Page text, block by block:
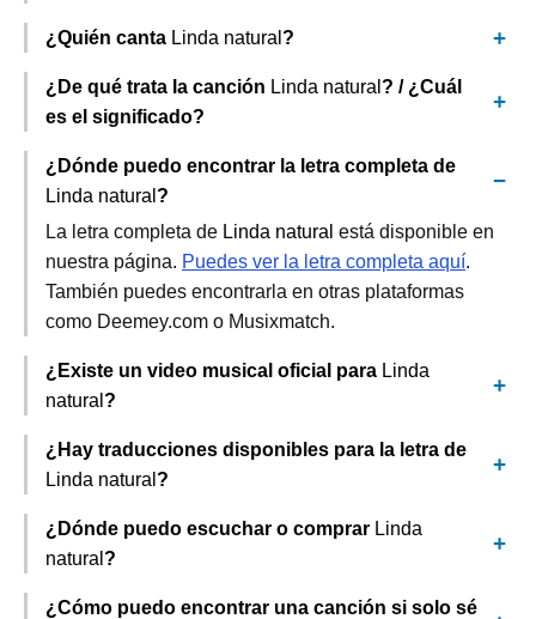
¿Quién canta Linda natural ?
¿De qué trata la canción Linda natural ? / ¿Cuál
es el significado?
¿Dónde puedo encontrar la letra completa de
Linda natural ?
La letra completa de Linda natural está disponible en
nuestra página. Puedes ver la letra completa aquí.
También puedes encontrarla en otras plataformas
como Deemey.com o Musixmatch.
¿Existe un video musical oficial para Linda
natural ?
¿Hay traducciones disponibles para la letra de
Linda natural ?
¿Dónde puedo escuchar o comprar Linda
natural ?
¿Cómo puedo encontrar una canción si solo sé